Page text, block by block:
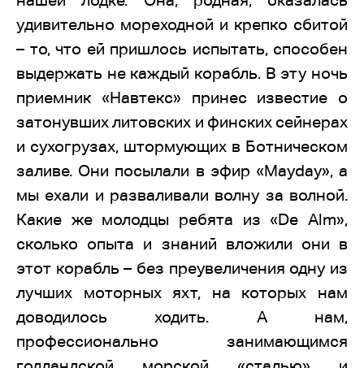
удивительно мореходной и крепко сбитой
– то, что ей пришлось испытать, способен
выдержать не каждый корабль. В эту ночь
приемник «Навтекс» принес известие о
затонувших литовских и финских сейнерах
и сухогрузах, штормующих в Ботническом
заливе. Они посылали в эфир «Mayday», а
мы ехали и разваливали волну за волной.
Какие же молодцы ребята из «De Alm»,
сколько опыта и знаний вложили они в
этот корабль – без преувеличения одну из
лучших моторных яхт, на которых нам
доводилось ходить. А нам,
профессионально занимающимся